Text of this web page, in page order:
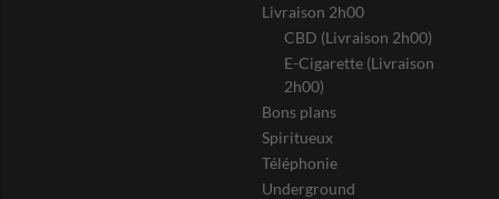
Livraison 2h00
CBD (Livraison 2h00)
E-Cigarette (Livraison
2h00)
Bons plans
Spiritueux
Téléphonie
Underground